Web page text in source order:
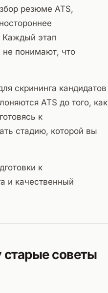
резюме ATS,
Каждый этап
не понимают, что
скрининга кандидатов
ATS до того, как
к
стадию, которой вы
к
и качественный
старые советы